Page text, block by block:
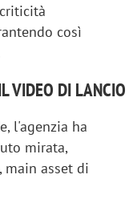
così
VIDEO DI LANCIO
l'agenzia ha
mirata,
main asset di